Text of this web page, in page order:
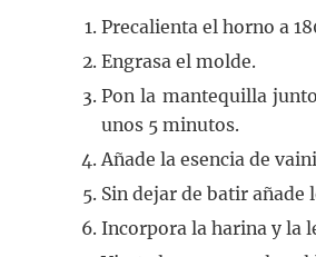
Precalienta el horno a
Engrasa el molde.
Pon la mantequilla
unos 5 minutos.
Añade la esencia de
Sin dejar de batir
Incorpora la harina y la